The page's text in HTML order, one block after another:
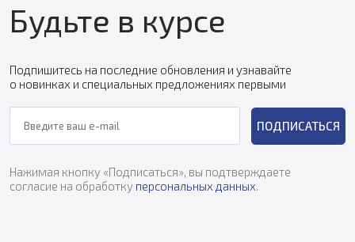
Будьте в курсе
Подпишитесь на последние обновления и узнавайте
о новинках и специальных предложениях первыми
ПОДПИСАТЬСЯ
Нажимая кнопку «Подписаться», вы подтверждаете
согласие на обработку персональных данных.